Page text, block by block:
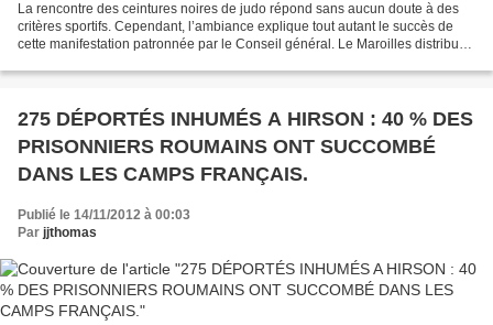
La rencontre des ceintures noires de judo répond sans aucun doute à des
critères sportifs. Cependant, l’ambiance explique tout autant le succès de
cette manifestation patronnée par le Conseil général. Le Maroilles distribué
275 DÉPORTÉS INHUMÉS A HIRSON : 40 % DES
PRISONNIERS ROUMAINS ONT SUCCOMBÉ
DANS LES CAMPS FRANÇAIS.
Publié le 14/11/2012 à 00:03
Par jjthomas